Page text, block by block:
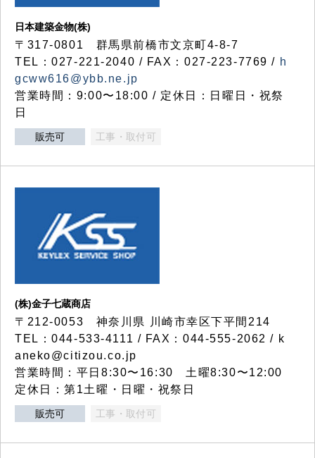
日本建築金物(株)
〒317‐0801 群馬県前橋市文京町4-8-7
TEL：027-221-2040 / FAX：027-223-7769 / h
gcww616@ybb.ne.jp
営業時間：9:00〜18:00 / 定休日：日曜日・祝祭
日
販売可 工事・取付可
(株)金子七蔵商店
〒212-0053 神奈川県 川崎市幸区下平間214
TEL：044-533-4111 / FAX：044-555-2062 / k
aneko@citizou.co.jp
営業時間：平日8:30〜16:30 土曜8:30〜12:00
定休日：第1土曜・日曜・祝祭日
販売可 工事・取付可